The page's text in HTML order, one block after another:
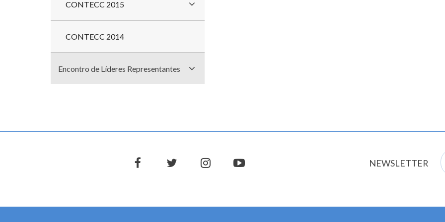
CONTECC 2015
CONTECC 2014
Encontro de Líderes Representantes
facebooktwitter instagramyoutube NEWSLETTER